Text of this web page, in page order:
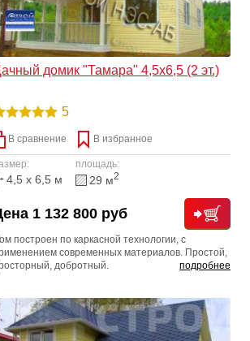
домик "Тамара" 4,5х6,5 (2 эт.)
5
В сравнение В избранное
4,5 x 6,5 м
площадь:
29 м2
1 132 800 руб
подробнее
построен по каркасной технологии, с
современных материалов. Простой,
добротный.